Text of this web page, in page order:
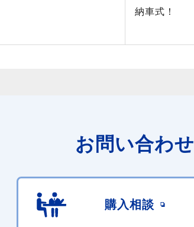
納車式！
お問い合わせ
購入相談